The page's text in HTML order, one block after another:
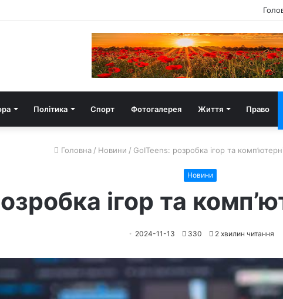
Політика Спорт Фотогалерея Життя Право
Головна / Новини / GoITeens: розробка ігор та
Новини
ігор та
2024-11-13 330 2 хвилин читання